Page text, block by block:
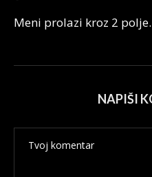
Meni prolazi kroz 2
NAPIŠI